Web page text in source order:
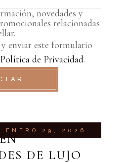
novedades y
relacionadas
enviar este formulario
Política de Privacidad.
ENERO 29, 2026
DE LUJO